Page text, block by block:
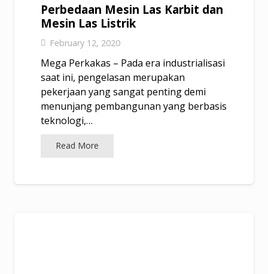
Perbedaan Mesin Las Karbit dan
Mesin Las Listrik
February 12, 2020
Mega Perkakas – Pada era industrialisasi
saat ini, pengelasan merupakan
pekerjaan yang sangat penting demi
menunjang pembangunan yang berbasis
teknologi,…
Read More